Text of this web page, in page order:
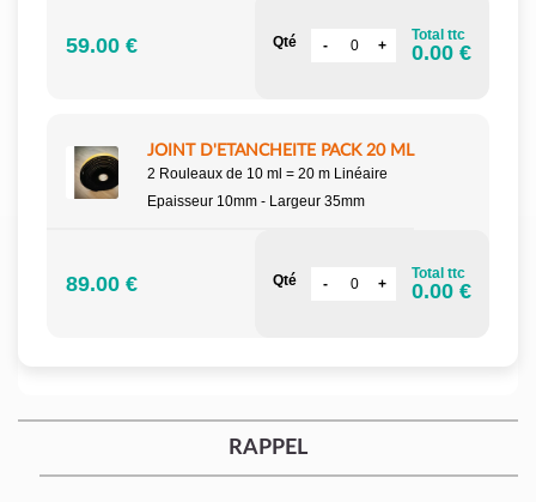
59.00 € Qté Total ttc
0.00 €
JOINT D'ETANCHEITE PACK 20 ML
2 Rouleaux de 10 ml = 20 m Linéaire
Epaisseur 10mm - Largeur 35mm
89.00 € Qté Total ttc
0.00 €
RAPPEL